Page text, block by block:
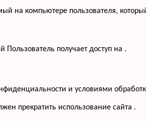
компьютере пользователя,
получает доступ на .
и условиями
прекратить использование сайта .